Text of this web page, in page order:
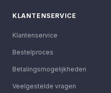
KLANTENSERVICE
Klantenservice
Bestelproces
Betalingsmogelijkheden
Veelgestelde vragen